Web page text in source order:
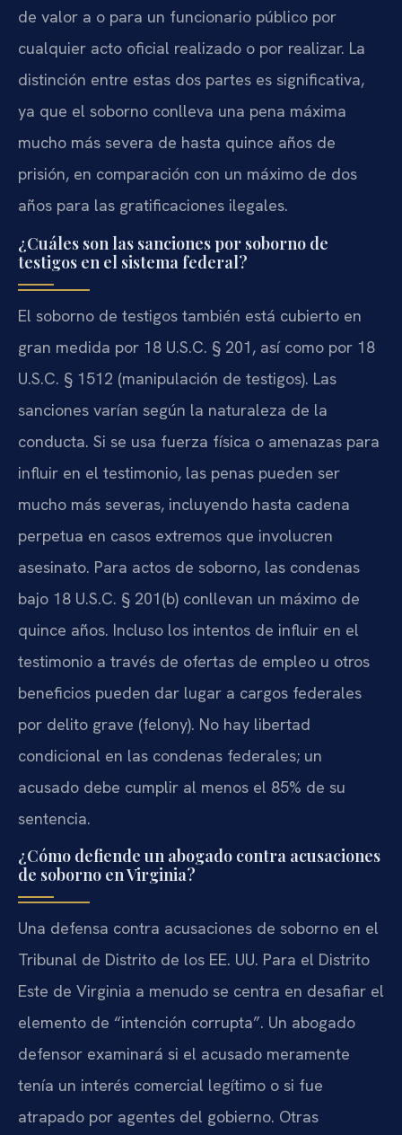
de valor a o para un funcionario público por
cualquier acto oficial realizado o por realizar. La
distinción entre estas dos partes es significativa,
ya que el soborno conlleva una pena máxima
mucho más severa de hasta quince años de
prisión, en comparación con un máximo de dos
años para las gratificaciones ilegales.
¿Cuáles son las sanciones por soborno de
testigos en el sistema federal?
El soborno de testigos también está cubierto en
gran medida por 18 U.S.C. § 201, así como por 18
U.S.C. § 1512 (manipulación de testigos). Las
sanciones varían según la naturaleza de la
conducta. Si se usa fuerza física o amenazas para
influir en el testimonio, las penas pueden ser
mucho más severas, incluyendo hasta cadena
perpetua en casos extremos que involucren
asesinato. Para actos de soborno, las condenas
bajo 18 U.S.C. § 201(b) conllevan un máximo de
quince años. Incluso los intentos de influir en el
testimonio a través de ofertas de empleo u otros
beneficios pueden dar lugar a cargos federales
por delito grave (felony). No hay libertad
condicional en las condenas federales; un
acusado debe cumplir al menos el 85% de su
sentencia.
¿Cómo defiende un abogado contra acusaciones
de soborno en Virginia?
Una defensa contra acusaciones de soborno en el
Tribunal de Distrito de los EE. UU. Para el Distrito
Este de Virginia a menudo se centra en desafiar el
elemento de “intención corrupta”. Un abogado
defensor examinará si el acusado meramente
tenía un interés comercial legítimo o si fue
atrapado por agentes del gobierno. Otras